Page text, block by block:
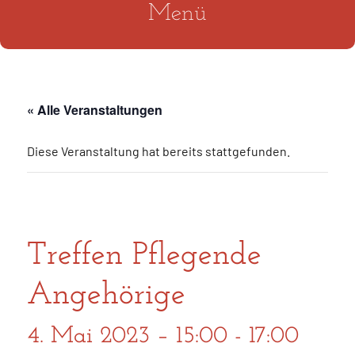
Menü
« Alle Veranstaltungen
Diese Veranstaltung hat bereits stattgefunden.
Treffen Pflegende
Angehörige
4. Mai 2023 – 15:00 - 17:00